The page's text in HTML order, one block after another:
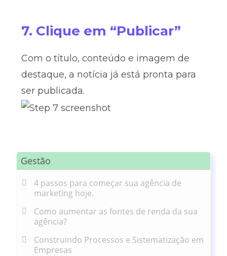
Gestão
4 passos para começar sua agência de
marketing hoje.
Como aumentar as fontes de renda da sua
agência?
Construindo Processos e Sistematização em
Empresas
7. Clique em “Publicar”
Com o título, conteúdo e imagem de
destaque, a notícia já está pronta para
ser publicada.